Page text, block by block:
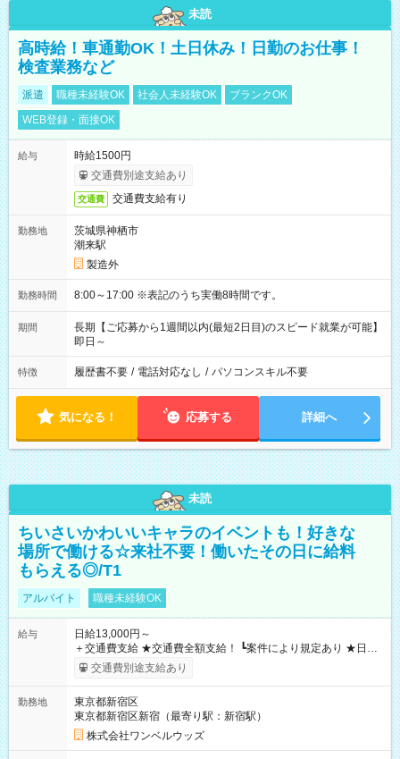
未読
高時給！車通勤OK！土日休み！日勤のお仕事！
検査業務など
派遣 職種未経験OK 社会人未経験OK
ブランクOK
WEB登録・面接OK
給与
時給1500円
交通費別途支給あり
交通費 交通費支給有り
勤務地
茨城県神栖市
潮来駅
製造外
勤務時間 8:00～17:00 ※表記のうち実働8時間です。
期間
長期【ご応募から1週間以内(最短2日目)のスピード就業が可能】
即日～
特徴 履歴書不要 / 電話対応なし / パソコンスキル不要
気になる！ 応募する 詳細へ
未読
ちいさいかわいいキャラのイベントも！好きな
場所で働ける☆来社不要！働いたその日に給料
もらえる◎/T1
アルバイト 職種未経験OK
給与
日給13,000円～
＋交通費支給 ★交通費全額支給！ ┗案件により規定あり ★日払
いOK！（規定あり） ┗働いたその日に現金GET♪ お仕事後はコ
ンビニATMから 日払い分を引き落とせます！ 【試用期間】試
交通費別途支給あり
勤務地
東京都新宿区
東京都新宿区新宿（最寄り駅：新宿駅）
株式会社ワンベルウッズ